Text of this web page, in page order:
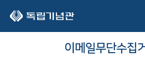
이메일무단수집